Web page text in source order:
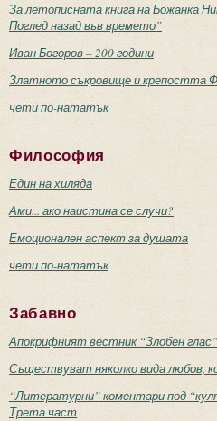
За летописната книга на Божанка
Поглед назад във времето”
Иван Богоров – 200 години
Златното съкровище и крепостта
чети по-нататък
Философия
Един на хиляда
Ами... ако наистина се случи?
Емоционален аспект за душата
чети по-нататък
Забавно
Апокрифният вестник “Злобен
Съществуват няколко вида любов,
“Литературни” коментари под
Трета част